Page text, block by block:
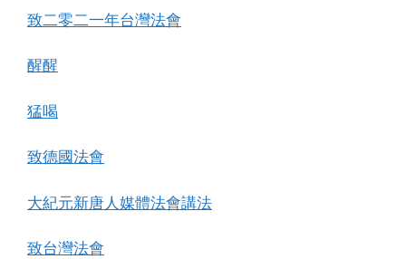
致二零二一年台灣法會
醒醒
猛喝
致德國法會
大紀元新唐人媒體法會講法
致台灣法會